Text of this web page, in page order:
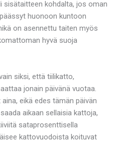
sisätaitteen kohdalta, jos oman
huonoon kuntoon
on asennettu taiten myös
hyvä suoja
siksi, että tiilikatto,
jonain päivänä vuotaa.
eikä edes tämän päivän
aikaan sellaisia kattoja,
sataprosenttisella
kattovuodoista koituvat